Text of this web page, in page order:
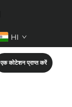
HI
एक कोटेशन प्राप्त करें